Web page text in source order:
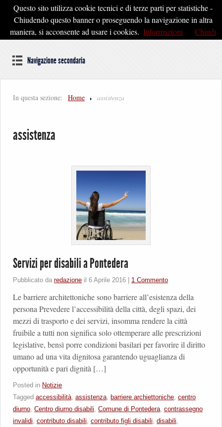
Pontedera2020
Dal cuore della Toscana un'idea di Futuro
Navigazione secondaria
In questa sezione: Home assistenza
assistenza
Servizi per disabili a Pontedera
Pubblicato da redazione il 6 Aprile 2016 1 Commento
Le barriere architettoniche sono barriere all’esistenza della
persona Prevedere l’accessibilità della città, degli spazi, dei
mezzi di trasporto e dei servizi, insomma rendere la città
fruibile a tutti non significa solo ottemperare alle prescrizioni
legislative, bensì porre condizioni basilari per favorire il diritto
umano ad una vita dignitosa garantendo uguaglianza di
opportunità e pari dignità […]
Posted in Notizie
Tagged accessibilità, assistenza, barriere archiettoniche, centro
diurno, Centro diurno disabili, Comune di Pontedera, contrassegno
invalidi, contributo disabili, contributo figli disabili, disabili,
Questo sito utilizza cookie tecnici e di terze parti per statistiche -
Chiudendo questo banner o proseguendo la navigazione in altra
maniera, si acconsente ad usare i cookies. Informazioni Chiudi